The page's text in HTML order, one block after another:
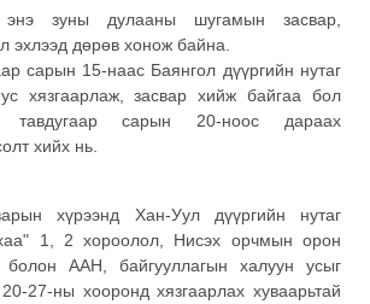
энэ зуны дулааны шугамын засвар,
эхлээд дөрөв хонож байна.
сарын 15-наас Баянгол дүүргийн нутаг
ус хязгаарлаж, засвар хийж байгаа бол
сарын 20-ноос дараах
хийх нь.
хүрээнд Хан-Уул дүүргийн нутаг
1, 2 хороолол, Нисэх орчмын орон
ААН, байгууллагын халуун усыг
27-ны хооронд хязгаарлах хуваарьтай